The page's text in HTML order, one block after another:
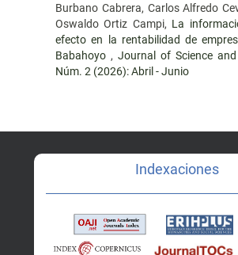
Burbano Cabrera, Carlos Alfredo
Oswaldo Ortiz Campi, La
efecto en la rentabilidad de
Babahoyo , Journal of Science
Núm. 2 (2026): Abril - Junio
Indexaciones